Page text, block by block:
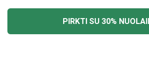
PIRKTI SU 30%